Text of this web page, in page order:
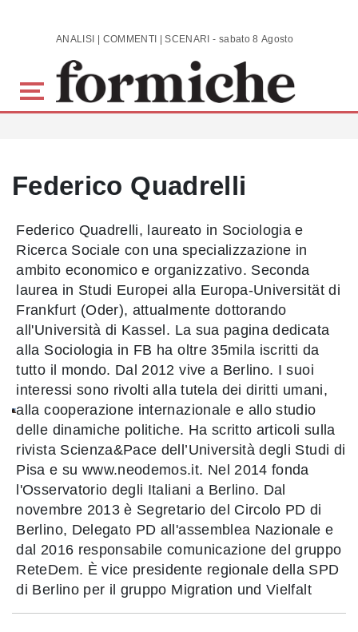
Skip to main content ANALISI | COMMENTI | SCENARI - sabato 8 Agosto 2026
Federico Quadrelli
Federico Quadrelli, laureato in Sociologia e
Ricerca Sociale con una specializzazione in
ambito economico e organizzativo. Seconda
laurea in Studi Europei alla Europa-Universität di
Frankfurt (Oder), attualmente dottorando
all'Università di Kassel. La sua pagina dedicata
alla Sociologia in FB ha oltre 35mila iscritti da
tutto il mondo. Dal 2012 vive a Berlino. I suoi
interessi sono rivolti alla tutela dei diritti umani,
alla cooperazione internazionale e allo studio
delle dinamiche politiche. Ha scritto articoli sulla
rivista Scienza&Pace dell’Università degli Studi di
Pisa e su www.neodemos.it. Nel 2014 fonda
l'Osservatorio degli Italiani a Berlino. Dal
novembre 2013 è Segretario del Circolo PD di
Berlino, Delegato PD all'assemblea Nazionale e
dal 2016 responsabile comunicazione del gruppo
ReteDem. È vice presidente regionale della SPD
di Berlino per il gruppo Migration und Vielfalt